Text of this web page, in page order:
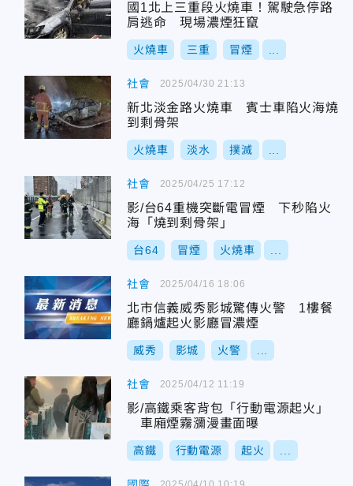
國1北上三重段火燒車！駕駛急停路
肩逃命 現場濃煙狂竄
火燒車 三重 冒煙
社會
新北淡金路火燒車 賓士車陷火海燒
到剩骨架
火燒車 淡水 撲滅
2025/04/30 21:13
社會
影/台64重機突斷電冒煙 下秒陷火
海「燒到剩骨架」
台64 冒煙 火燒車
2025/04/25 17:12
社會
北市信義威秀影城驚傳火警 1樓餐
廳鍋爐起火影廳冒濃煙
威秀 影城 火警
2025/04/16 18:06
社會
影/高鐵乘客背包「行動電源起火」
車廂煙霧瀰漫畫面曝
高鐵 行動電源 起火
2025/04/12 11:19